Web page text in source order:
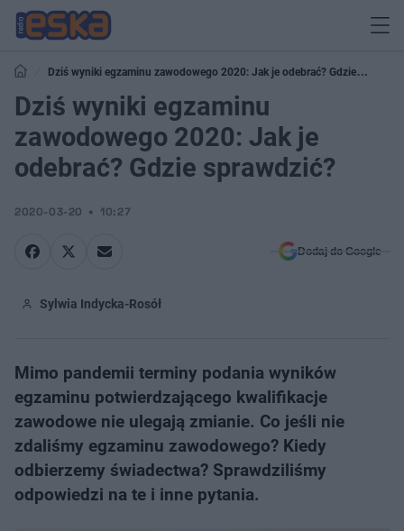
Dziś wyniki egzaminu zawodowego 2020: Jak je odebrać? Gdzie
sprawdzić?
Dziś wyniki egzaminu
zawodowego 2020: Jak je
odebrać? Gdzie sprawdzić?
2020-03-20 10:27
Dodaj do Google
Sylwia Indycka-Rosół
Mimo pandemii terminy podania wyników
egzaminu potwierdzającego kwalifikacje
zawodowe nie ulegają zmianie. Co jeśli nie
zdaliśmy egzaminu zawodowego? Kiedy
odbierzemy świadectwa? Sprawdziliśmy
odpowiedzi na te i inne pytania.